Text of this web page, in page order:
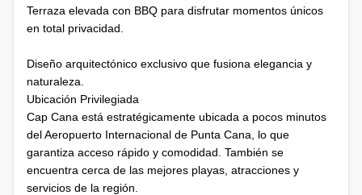
Terraza elevada con BBQ para disfrutar momentos únicos
en total privacidad.
Diseño arquitectónico exclusivo que fusiona elegancia y
naturaleza.
Ubicación Privilegiada
Cap Cana está estratégicamente ubicada a pocos minutos
del Aeropuerto Internacional de Punta Cana, lo que
garantiza acceso rápido y comodidad. También se
encuentra cerca de las mejores playas, atracciones y
servicios de la región.